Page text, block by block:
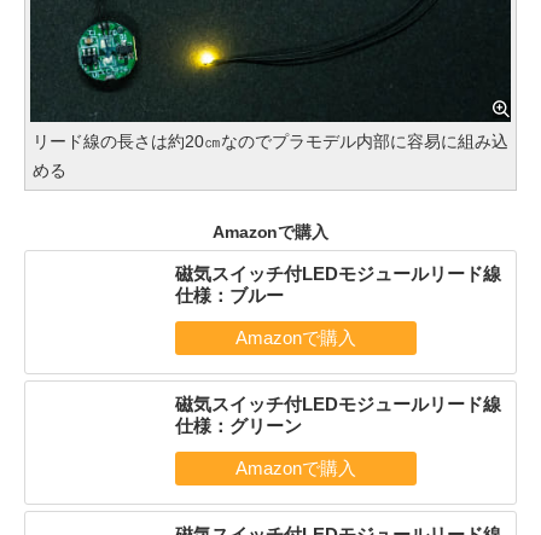
リード線の長さは約20㎝なのでプラモデル内部に容易に組み込
める
Amazonで購入
磁気スイッチ付LEDモジュールリード線
仕様：ブルー
磁気スイッチ付LEDモジュールリード線
仕様：グリーン